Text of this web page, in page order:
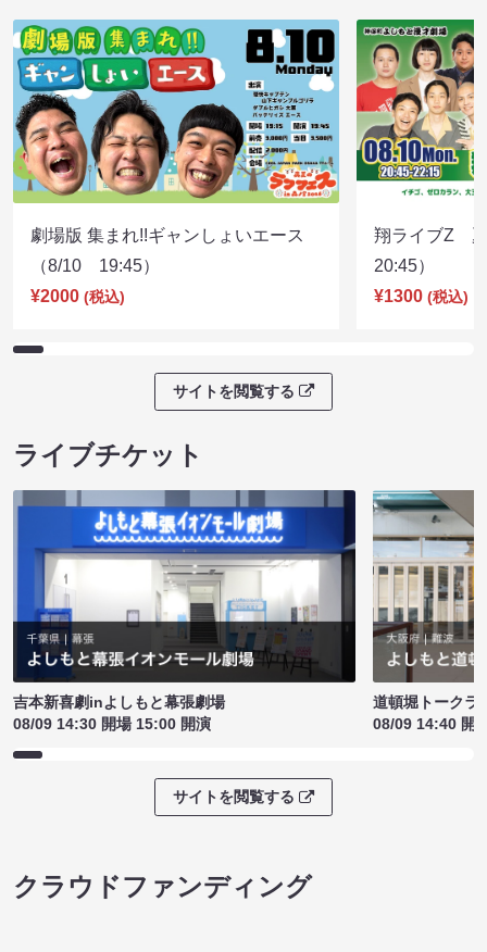
劇場版 集まれ!!ギャンしょいエース
（8/10 19:45）
¥2000 (税込)
翔ライブZ
20:45）
¥1300 (税込)
サイトを閲覧する
ライブチケット
吉本新喜劇inよしもと幕張劇場
08/09 14:30 開場 15:00 開演
道頓堀トークラ
08/09 14:40 開
サイトを閲覧する
クラウドファンディング